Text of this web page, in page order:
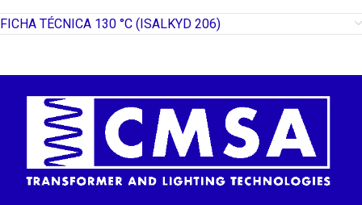
FICHA TÉCNICA 130 °C (ISALKYD 206)